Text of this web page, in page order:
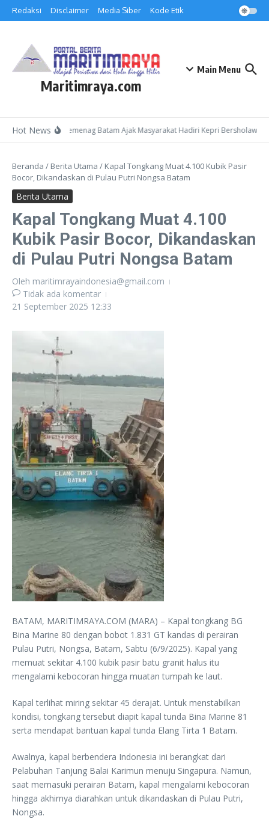
Lewati ke konten
Redaksi Disclaimer Media Siber Kode Etik
Maritimraya.com
Main Menu
Hot NewsKepala Kemenag Batam Ajak Masyarakat Hadiri Kepri Bersholawat 3
Beranda / Berita Utama / Kapal Tongkang Muat 4.100 Kubik Pasir
Bocor, Dikandaskan di Pulau Putri Nongsa Batam
Berita Utama
Kapal Tongkang Muat 4.100
Kubik Pasir Bocor, Dikandaskan
di Pulau Putri Nongsa Batam
Oleh maritimrayaindonesia@gmail.com
Tidak ada komentar
21 September 2025 12:33
BATAM, MARITIMRAYA.COM (MARA) – Kapal tongkang BG
Bina Marine 80 dengan bobot 1.831 GT kandas di perairan
Pulau Putri, Nongsa, Batam, Sabtu (6/9/2025). Kapal yang
memuat sekitar 4.100 kubik pasir batu granit halus itu
mengalami kebocoran hingga muatan tumpah ke laut.
Kapal terlihat miring sekitar 45 derajat. Untuk menstabilkan
kondisi, tongkang tersebut diapit kapal tunda Bina Marine 81
serta mendapat bantuan kapal tunda Elang Tirta 1 Batam.
Awalnya, kapal berbendera Indonesia ini berangkat dari
Pelabuhan Tanjung Balai Karimun menuju Singapura. Namun,
saat memasuki perairan Batam, kapal mengalami kebocoran
hingga akhirnya diarahkan untuk dikandaskan di Pulau Putri,
Nongsa.